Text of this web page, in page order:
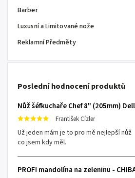
Barber
Luxusní a Limitované nože
Reklamní Předměty
Poslední hodnocení produktů
František Cízler
Už jeden mám je to pro mě nejlepší nůž
co jsem kdy měl.